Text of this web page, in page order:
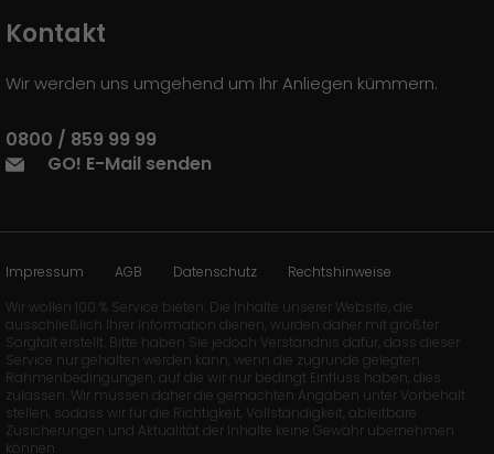
Kontakt
Wir werden uns umgehend um Ihr Anliegen kümmern.
0800 / 859 99 99
GO! E-Mail senden
Impressum AGB Datenschutz
Rechtshinweise
Wir wollen 100 % Service bieten. Die Inhalte unserer Website, die
ausschließlich Ihrer Information dienen, wurden daher mit größter
Sorgfalt erstellt. Bitte haben Sie jedoch Verständnis dafür, dass dieser
Service nur gehalten werden kann, wenn die zugrunde gelegten
Rahmenbedingungen, auf die wir nur bedingt Einfluss haben, dies
zulassen. Wir müssen daher die gemachten Angaben unter Vorbehalt
stellen, sodass wir für die Richtigkeit, Vollständigkeit, ableitbare
Zusicherungen und Aktualität der Inhalte keine Gewähr übernehmen
können.